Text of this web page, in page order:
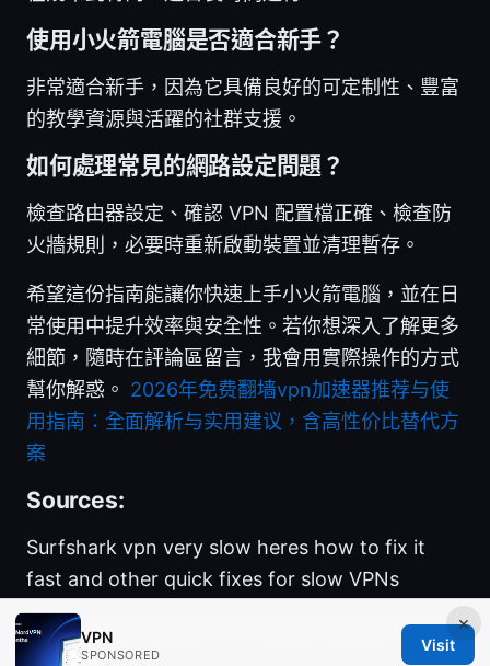
使用小火箭電腦是否適合新手？
非常適合新手，因為它具備良好的可定制性、豐富
的教學資源與活躍的社群支援。
如何處理常見的網路設定問題？
檢查路由器設定、確認 VPN 配置檔正確、檢查防
火牆規則，必要時重新啟動裝置並清理暫存。
希望這份指南能讓你快速上手小火箭電腦，並在日
常使用中提升效率與安全性。若你想深入了解更多
細節，隨時在評論區留言，我會用實際操作的方式
幫你解惑。 2026年免费翻墙vpn加速器推荐与使
用指南：全面解析与实用建议，含高性价比替代方
案
Sources:
Surfshark vpn very slow heres how to fix it
fast and other quick fixes for slow VPNs
Mullvad vpn device limit everything you need
to know
×
VPN
SPONSORED
Visit